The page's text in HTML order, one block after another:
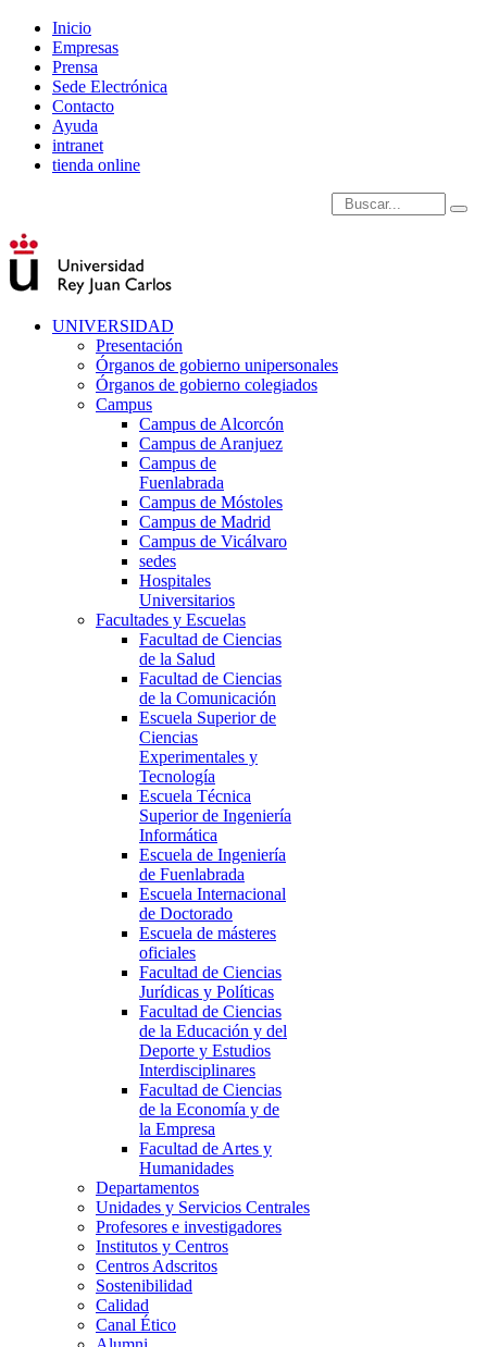
Inicio
Empresas
Prensa
Sede Electrónica
Contacto
Ayuda
intranet
tienda online
Introduce términos de
UNIVERSIDAD
Presentación
Órganos de gobierno unipersonales
Órganos de gobierno colegiados
Campus
Campus de Alcorcón
Campus de Aranjuez
Campus de
Fuenlabrada
Campus de Móstoles
Campus de Madrid
Campus de Vicálvaro
sedes
Hospitales
Universitarios
Facultades y Escuelas
Facultad de Ciencias
de la Salud
Facultad de Ciencias
de la Comunicación
Escuela Superior de
Ciencias
Experimentales y
Tecnología
Escuela Técnica
Superior de Ingeniería
Informática
Escuela de Ingeniería
de Fuenlabrada
Escuela Internacional
de Doctorado
Escuela de másteres
oficiales
Facultad de Ciencias
Jurídicas y Políticas
Facultad de Ciencias
de la Educación y del
Deporte y Estudios
Interdisciplinares
Facultad de Ciencias
de la Economía y de
la Empresa
Facultad de Artes y
Humanidades
Departamentos
Unidades y Servicios Centrales
Profesores e investigadores
Institutos y Centros
Centros Adscritos
Sostenibilidad
Calidad
Canal Ético